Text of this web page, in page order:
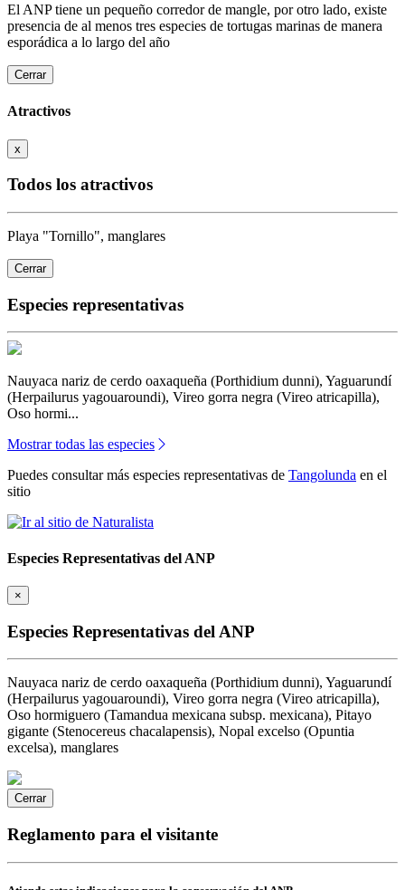
El ANP tiene un pequeño corredor de mangle, por otro lado, existe
presencia de al menos tres especies de tortugas marinas de manera
esporádica a lo largo del año
Cerrar
Atractivos
x
Todos los atractivos
Playa "Tornillo", manglares
Cerrar
Especies representativas
Nauyaca nariz de cerdo oaxaqueña (Porthidium dunni), Yaguarundí
(Herpailurus yagouaroundi), Vireo gorra negra (Vireo atricapilla),
Oso hormi...
Mostrar todas las especies
Puedes consultar más especies representativas de Tangolunda en el
sitio
Especies Representativas del ANP
×
Especies Representativas del ANP
Nauyaca nariz de cerdo oaxaqueña (Porthidium dunni), Yaguarundí
(Herpailurus yagouaroundi), Vireo gorra negra (Vireo atricapilla),
Oso hormiguero (Tamandua mexicana subsp. mexicana), Pitayo
gigante (Stenocereus chacalapensis), Nopal excelso (Opuntia
excelsa), manglares
Cerrar
Reglamento para el visitante